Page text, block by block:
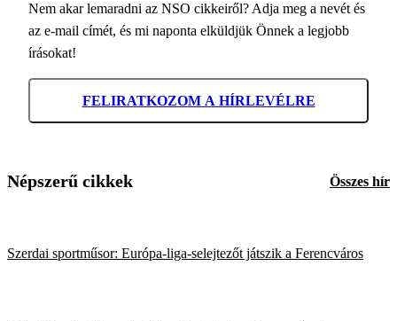
Nem akar lemaradni az NSO cikkeiről? Adja meg a nevét és
az e-mail címét, és mi naponta elküldjük Önnek a legjobb
írásokat!
FELIRATKOZOM A HÍRLEVÉLRE
Népszerű cikkek Összes hír
Szerdai sportműsor: Európa-liga-selejtezőt játszik a Ferencváros